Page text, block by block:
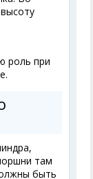
роль при
там
быть